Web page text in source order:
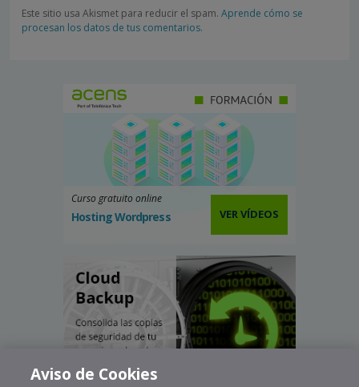
Este sitio usa Akismet para reducir el spam. Aprende cómo se
procesan los datos de tus comentarios.
Curso gratuito online
Hosting Wordpress VER VÍDEOS
Aviso de Cookies